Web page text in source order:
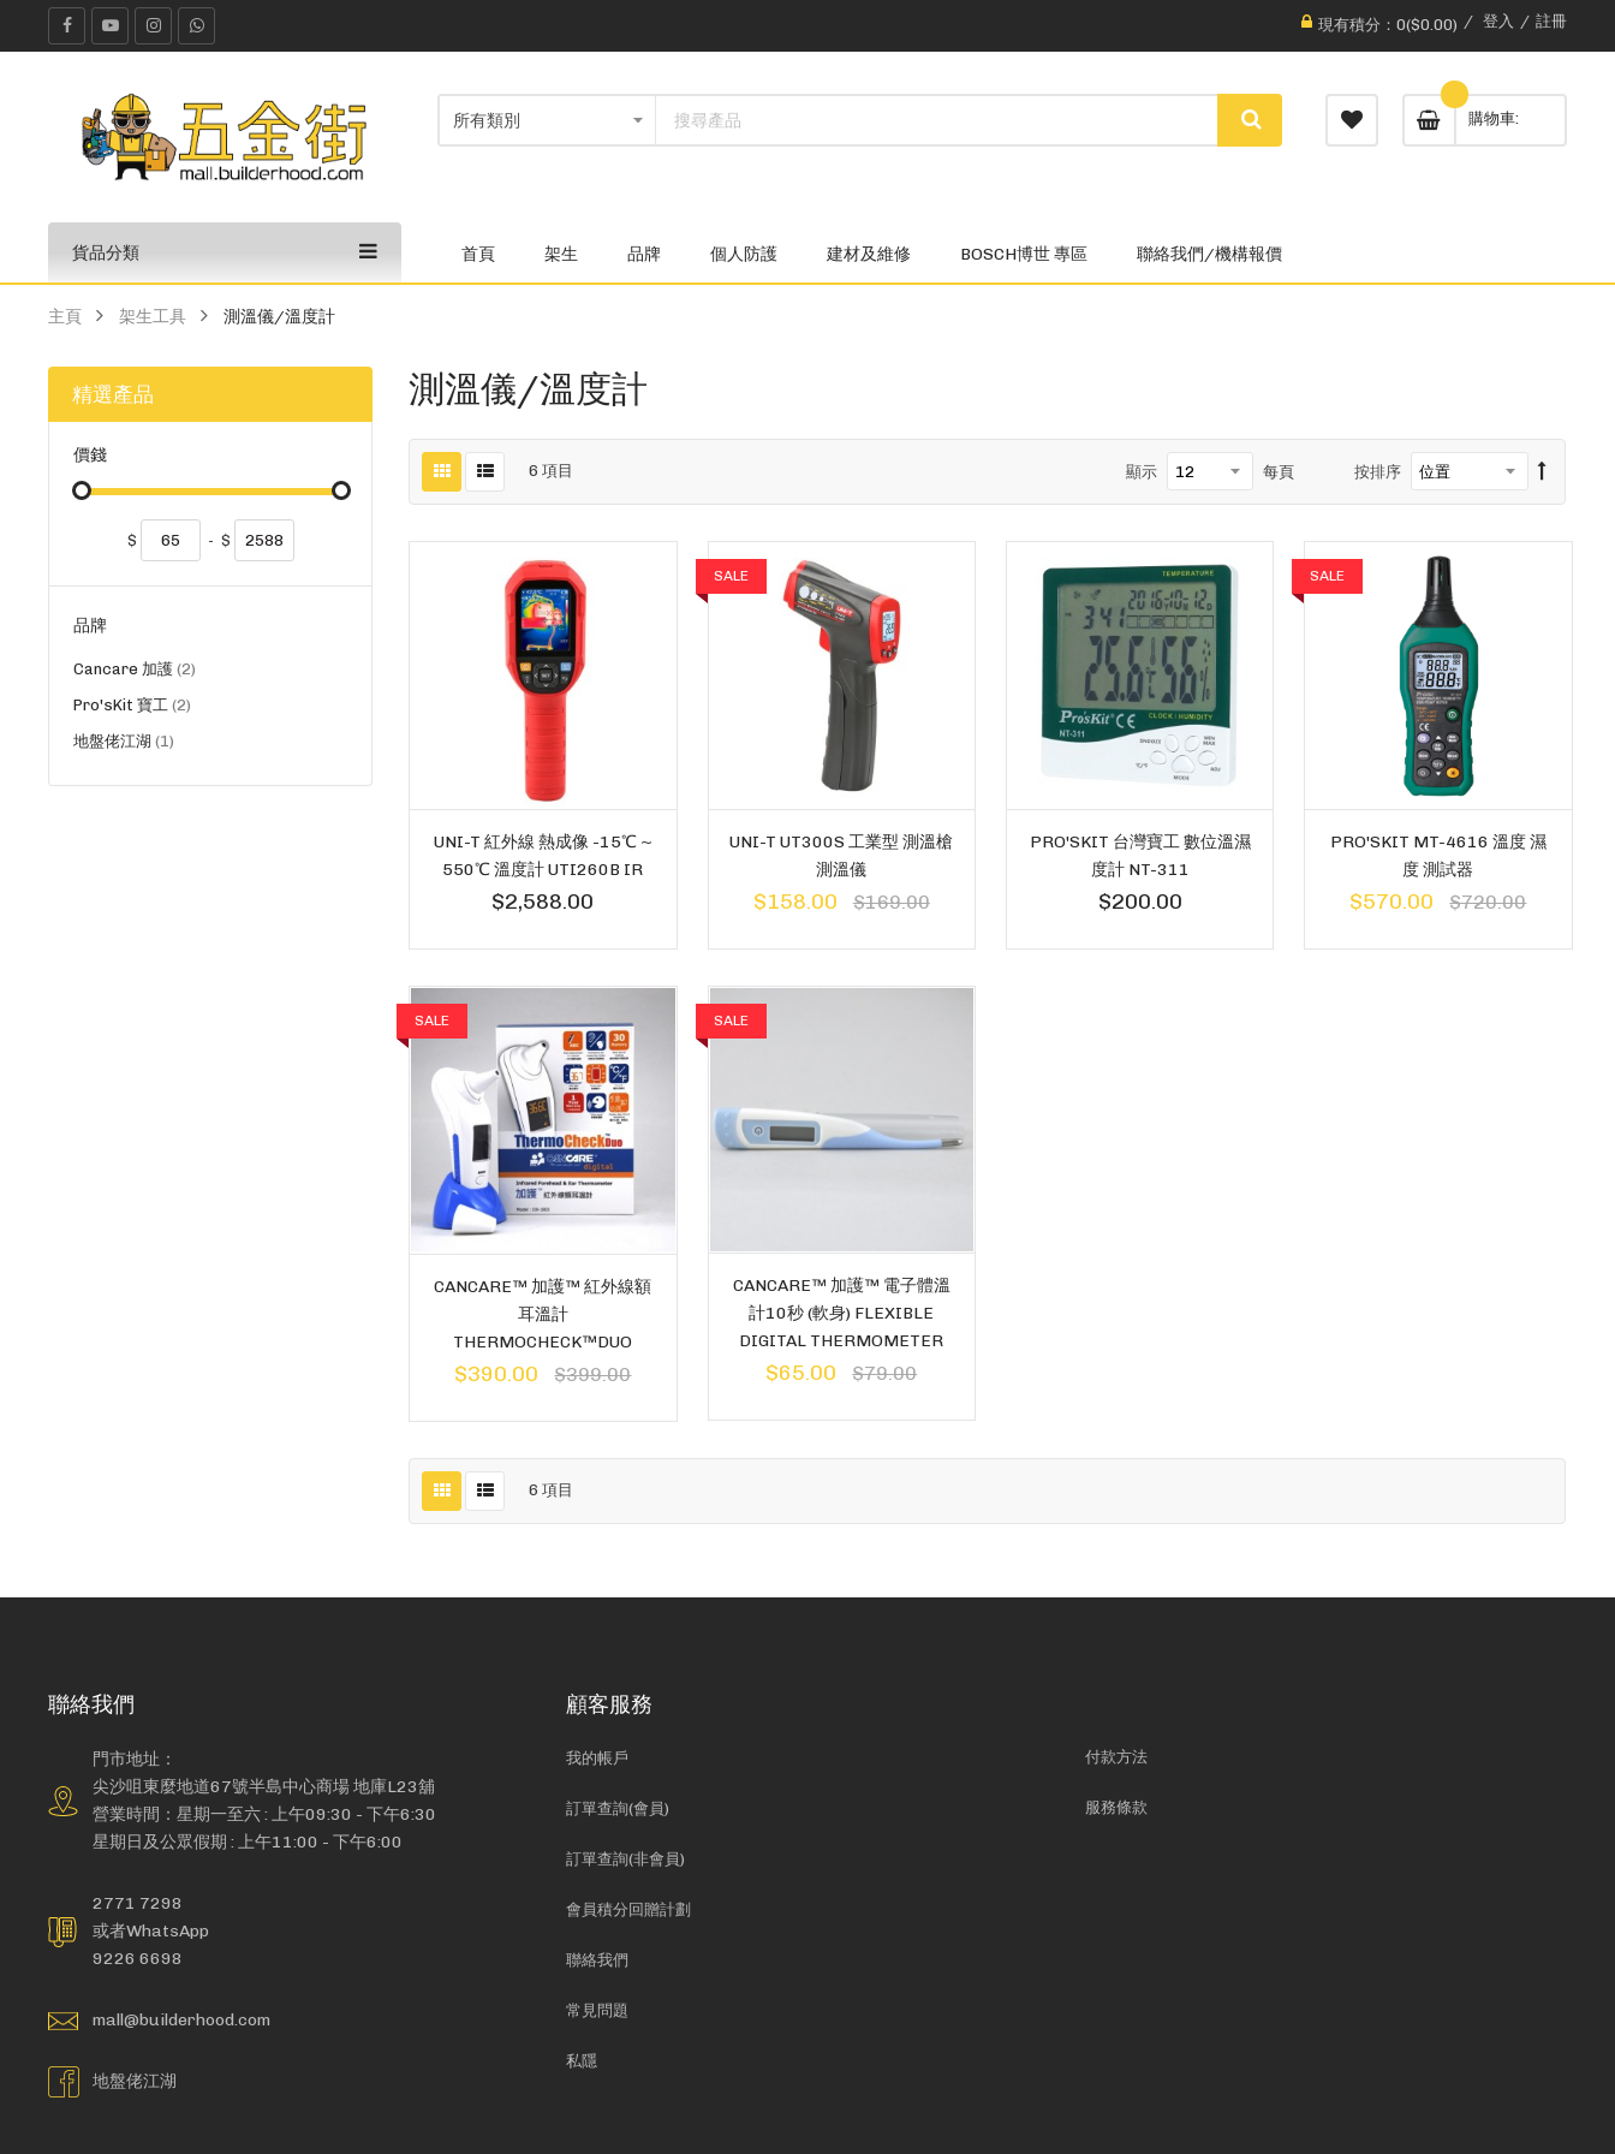
現有積分：0($0.00) 登入 註冊
購物車
貨品分類 首頁 架生 品牌 個人防護 建材及維修 BOSCH博世 專區 聯絡我們/機構報價
主頁 架生工具 測溫儀/溫度計
測溫儀/溫度計
6 項目 按排序
顯示 每頁
UNI-T 紅外線 熱成像 -15℃ ~
550℃ 溫度計 UTI260B IR
$2,588.00
SALE
UNI-T UT300S 工業型 測溫槍
測溫儀
$158.00 $169.00
PRO'SKIT 台灣寶工 數位溫濕
度計 NT-311
$200.00
SALE
PRO'SKIT MT-4616 溫度 濕
度 測試器
$570.00 $720.00
SALE
CANCARE™ 加護™ 紅外線額
耳溫計
THERMOCHECK™DUO
$390.00 $399.00
SALE
CANCARE™ 加護™ 電子體溫
計10秒 (軟身) FLEXIBLE
DIGITAL THERMOMETER
$65.00 $79.00
6 項目
精選產品
價錢
$ - $
品牌
Cancare 加護 2貨
Pro'sKit 寶工 2貨
地盤佬江湖 1貨
聯絡我們
門市地址：
尖沙咀東麼地道67號半島中心商場 地庫L23舖
營業時間：星期一至六 : 上午09:30 - 下午6:30
星期日及公眾假期 : 上午11:00 - 下午6:00
2771 7298
或者WhatsApp
9226 6698
mall@builderhood.com
地盤佬江湖
顧客服務
我的帳戶
訂單查詢(會員)
訂單查詢(非會員)
會員積分回贈計劃
聯絡我們
常見問題
私隱
付款方法
服務條款